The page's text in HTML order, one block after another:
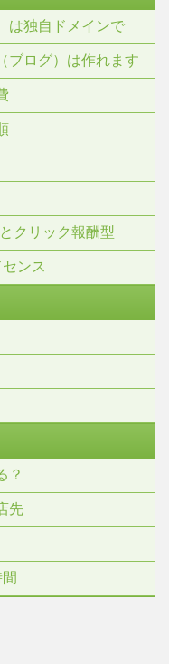
は独自ドメインで
ブログ）は作れます
クリック報酬型
ンス
？
先